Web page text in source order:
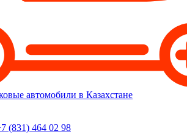
автомобили в Казахстане
(831) 464 02 98